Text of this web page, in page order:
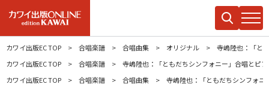
カワイ出版EC TOP 合唱楽譜 合唱曲集 オリジナル
寺嶋陸也：「と
カワイ出版EC TOP
合唱楽譜
寺嶋陸也：「ともだちシンフォニー」合唱とピ
カワイ出版EC TOP
合唱楽譜 合唱曲集 寺嶋陸也：「ともだちシンフォニ